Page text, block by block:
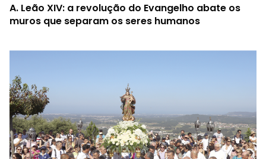
A. Leão XIV: a revolução do Evangelho abate os
muros que separam os seres humanos